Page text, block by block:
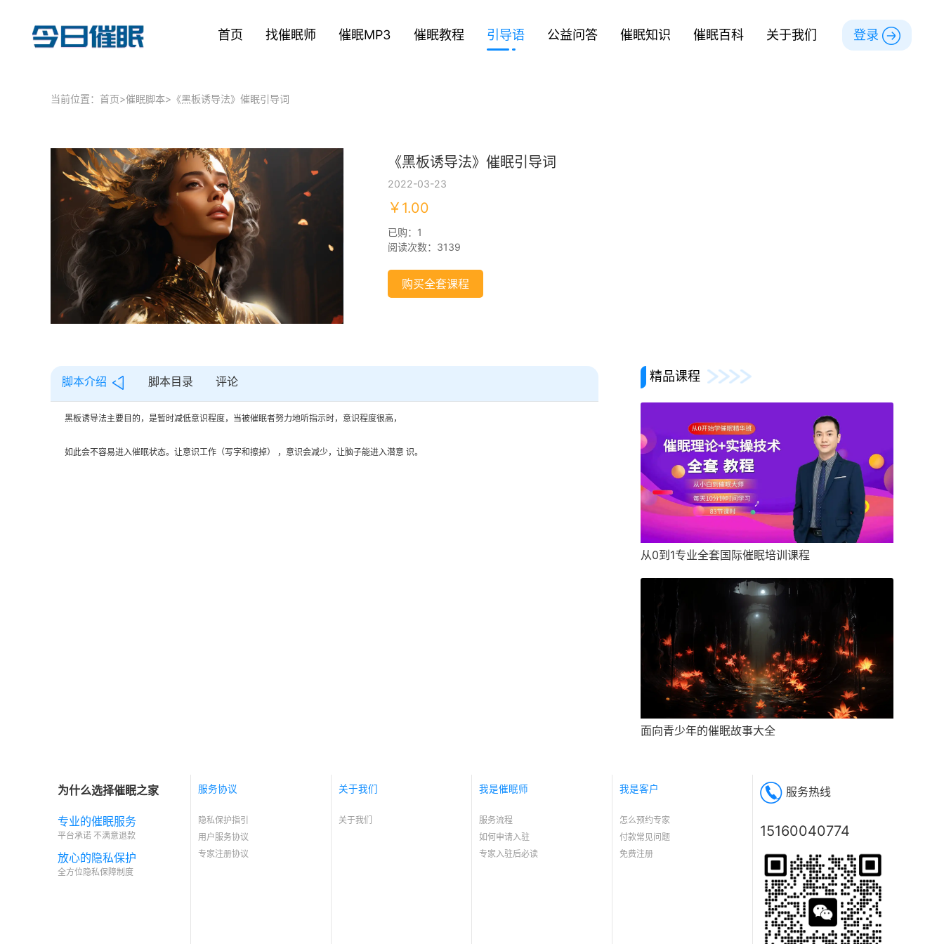
首页 找催眠师 催眠MP3 催眠教程 引导语 公益问答 催眠知识 催眠百科 关于我们 登录
当前位置： 首页>催眠脚本> 《黑板诱导法》催眠引导词
《黑板诱导法》催眠引导词
2022-03-23
￥1.00
已购：1
阅读次数：3139
购买全套课程
脚本介绍 脚本目录 评论
黑板诱导法主要目的，是暂时减低意识程度，当被催眠者努力地听指示时，意识程度很高，
如此会不容易进入催眠状态。让意识工作（写字和擦掉） ，意识会减少，让脑子能进入潜意 识。
精品课程
从0到1专业全套国际催眠培训课程
面向青少年的催眠故事大全
为什么选择催眠之家
专业的催眠服务
平台承诺 不满意退款
放心的隐私保护
全方位隐私保障制度
服务协议
隐私保护指引
用户服务协议
专家注册协议
关于我们
关于我们
我是催眠师
服务流程
如何申请入驻
专家入驻后必读
我是客户
怎么预约专家
付款常见问题
免费注册
服务热线
15160040774